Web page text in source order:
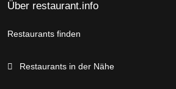
Über restaurant.info
Restaurants finden
Restaurants in der Nähe